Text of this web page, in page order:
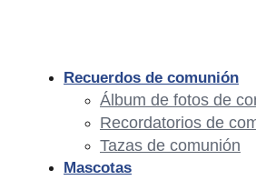
Recuerdos de comunión
Álbum de fotos de
Recordatorios de
Tazas de comunión
Mascotas